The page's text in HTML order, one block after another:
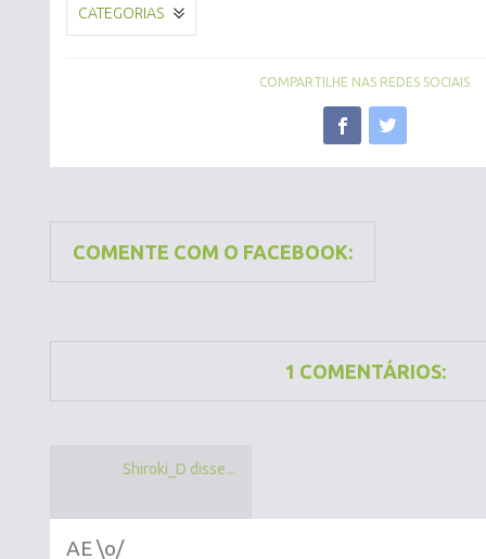
CATEGORIAS
COMPARTILHE NAS REDES SOCIAIS
COMENTE COM O FACEBOOK:
1 COMENTÁRIOS:
Shiroki_D disse...
AE \o/